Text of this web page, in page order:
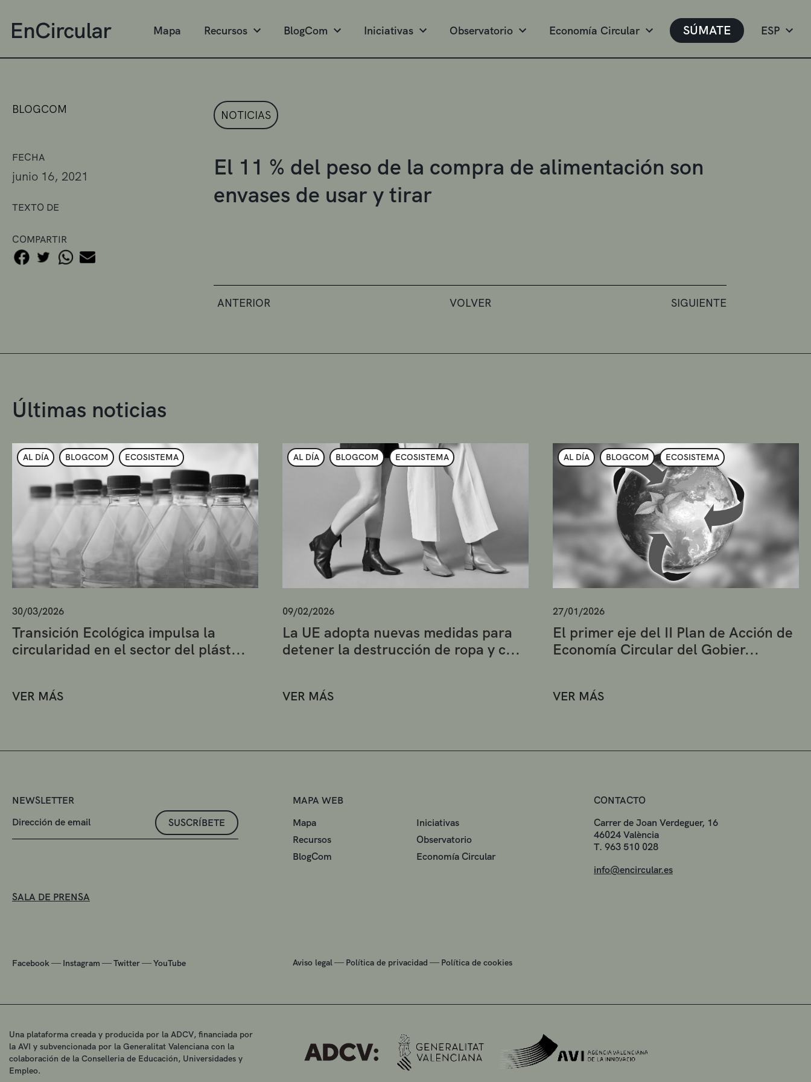
Mapa Recursos BlogCom Iniciativas Observatorio Economía Circular SÚMATE ESP
BLOGCOM
FECHA
junio 16, 2021
TEXTO DE
COMPARTIR
NOTICIAS
El 11 % del peso de la compra de alimentación son
envases de usar y tirar
ANTERIOR VOLVER SIGUIENTE
Últimas noticias
AL DÍA BLOGCOM ECOSISTEMA
30/03/2026
Transición Ecológica impulsa la
circularidad en el sector del plást...
VER MÁS
AL DÍA BLOGCOM ECOSISTEMA
09/02/2026
La UE adopta nuevas medidas para
detener la destrucción de ropa y c...
VER MÁS
AL DÍA BLOGCOM ECOSISTEMA
27/01/2026
El primer eje del II Plan de Acción de
Economía Circular del Gobier...
VER MÁS
NEWSLETTER
SUSCRÍBETE
SALA DE PRENSA
Facebook — Instagram —Twitter—YouTube
MAPA WEB
Mapa
Iniciativas
Recursos
Observatorio
BlogCom
Economía Circular
Aviso legal — Política de privacidad — Política de cookies
CONTACTO
Carrer de Joan Verdeguer, 16
46024 València
T. 963 510 028
info@encircular.es
Una plataforma creada y producida por la ADCV, financiada por
la AVI y subvencionada por la Generalitat Valenciana con la
colaboración de la Conselleria de Educación, Universidades y
Empleo.